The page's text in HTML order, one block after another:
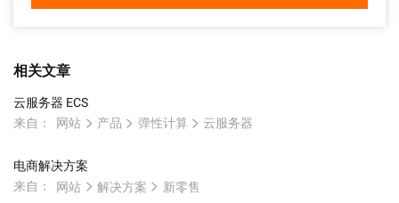
相关文章
云服务器 ECS
来自：
网站 产品 弹性计算 云服务器
电商解决方案
来自：
网站 解决方案 新零售